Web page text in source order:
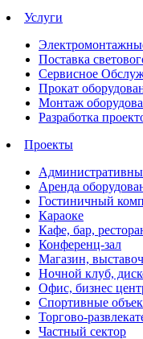
Услуги
Поставка
Сервисное
Прокат
Монтаж
Разработка
Проекты
Аренда
Гостиничный
Караоке
Кафе, бар,
Конференц-зал
Магазин,
Ночной клуб,
Офис, бизнес
Спортивные
Торгово-
Частный сектор